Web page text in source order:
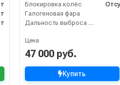
Блокировка колёс
Галогеновая фара
Дальность выброса снега (м)
Цена
47 000 руб.
Купить